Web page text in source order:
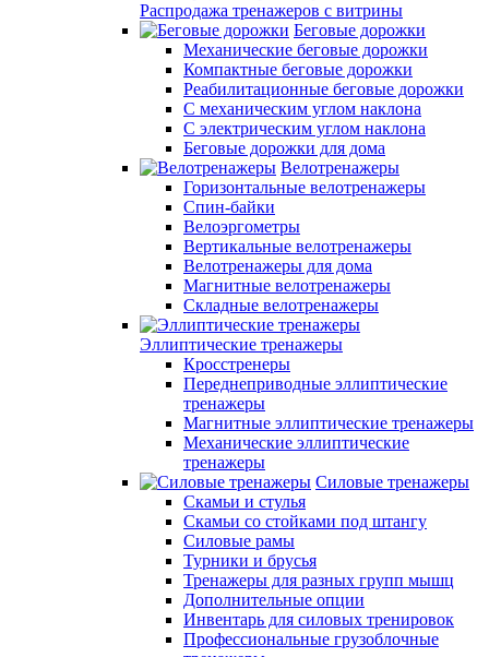
Распродажа тренажеров с витрины
Беговые дорожки
Механические беговые дорожки
Компактные беговые дорожки
Реабилитационные беговые дорожки
С механическим углом наклона
С электрическим углом наклона
Беговые дорожки для дома
Велотренажеры
Горизонтальные велотренажеры
Спин-байки
Велоэргометры
Вертикальные велотренажеры
Велотренажеры для дома
Магнитные велотренажеры
Складные велотренажеры
Эллиптические тренажеры
Кросстренеры
Переднеприводные эллиптические
тренажеры
Магнитные эллиптические тренажеры
Механические эллиптические
тренажеры
Силовые тренажеры
Скамьи и стулья
Скамьи со стойками под штангу
Силовые рамы
Турники и брусья
Тренажеры для разных групп мышц
Дополнительные опции
Инвентарь для силовых тренировок
Профессиональные грузоблочные